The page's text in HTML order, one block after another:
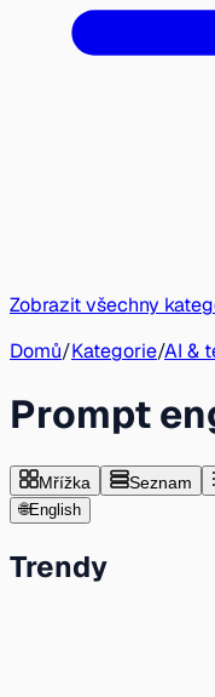
Zobrazit všechny
Domů/Kategorie/AI &
Prompt
Mřížka Seznam
🌐English
Trendy